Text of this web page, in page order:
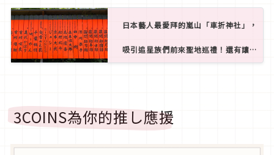
日本藝人最愛拜的嵐山「車折神社」，
吸引追星族們前來聖地巡禮！還有讓人
3COINS為你的推し應援